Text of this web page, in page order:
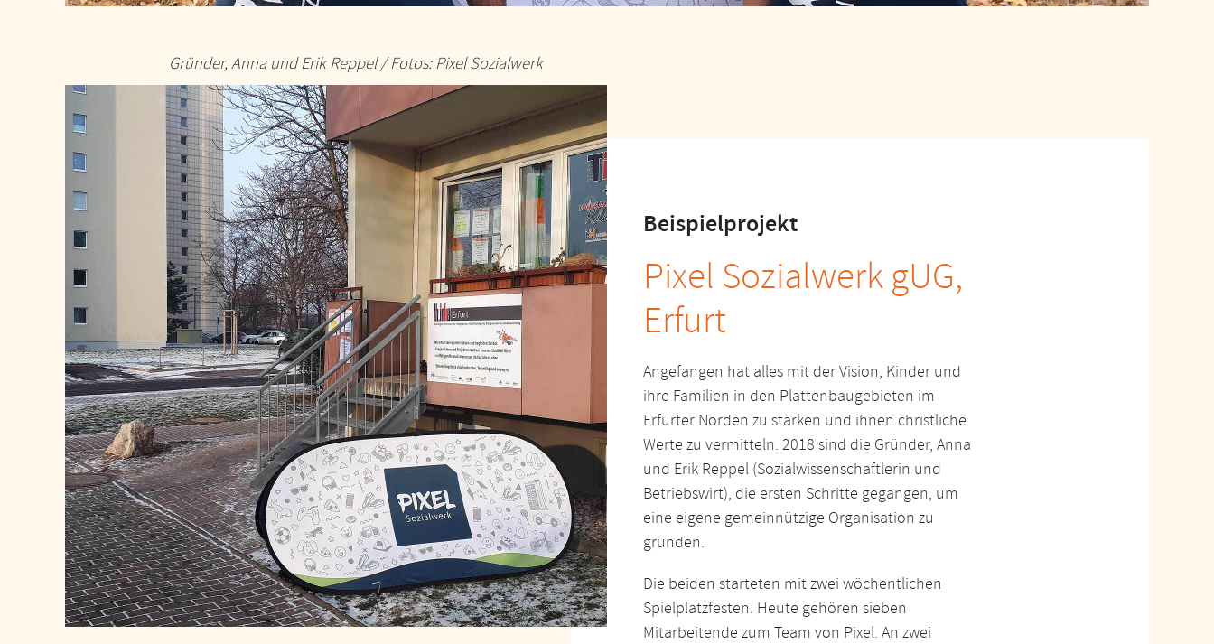
Gründer, Anna und Erik Reppel / Fotos: Pixel Sozialwerk
Beispielprojekt
Pixel Sozialwerk gUG,
Erfurt
Angefangen hat alles mit der Vision, Kinder und
ihre Familien in den Plattenbaugebieten im
Erfurter Norden zu stärken und ihnen christliche
Werte zu vermitteln. 2018 sind die Gründer, Anna
und Erik Reppel (Sozialwissenschaftlerin und
Betriebswirt), die ersten Schritte gegangen, um
eine eigene gemeinnützige Organisation zu
gründen.
Die beiden starteten mit zwei wöchentlichen
Spielplatzfesten. Heute gehören sieben
Mitarbeitende zum Team von Pixel. An zwei